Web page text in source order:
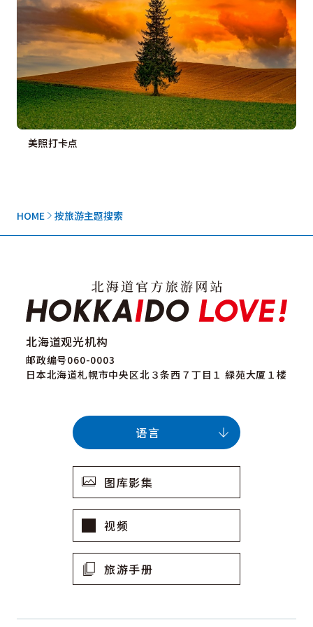
HOME 按旅游主题搜索
美照打卡点
北海道观光机构
邮政编号060-0003
日本北海道札幌市中央区北３条西７丁目１ 緑苑大厦１楼
图库影集
视频
旅游手册
语言